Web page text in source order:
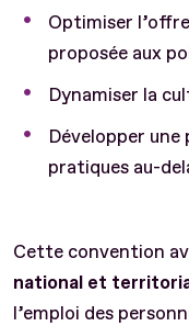
Optimiser
proposée aux
Dynamiser la
Développer
pratiques au-
Cette convention
national et
l’emploi des